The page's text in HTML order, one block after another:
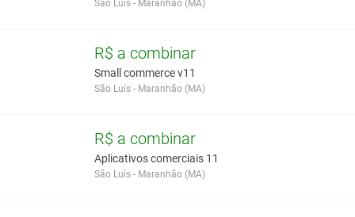
São Luís - Maranhão (MA)
R$ a combinar
Small commerce v11
São Luís - Maranhão (MA)
R$ a combinar
Aplicativos comerciais 11
São Luís - Maranhão (MA)